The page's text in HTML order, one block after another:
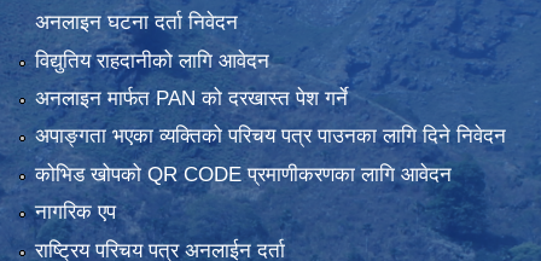
अनलाइन घटना दर्ता निवेदन
विद्युतिय राहदानीको लागि आवेदन
अनलाइन मार्फत PAN को दरखास्त पेश गर्ने
अपाङ्गता भएका व्यक्तिको परिचय पत्र पाउनका लागि दिने निवेदन
कोभिड खोपको QR CODE प्रमाणीकरणका लागि आवेदन
नागरिक एप
राष्ट्रिय परिचय पत्र अनलाईन दर्ता